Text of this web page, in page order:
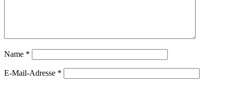
Name *
E-Mail-Adresse *